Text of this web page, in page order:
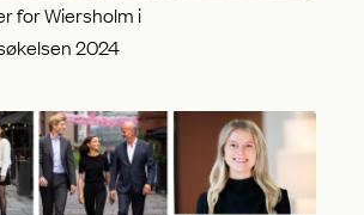
for Wiersholm i
2024